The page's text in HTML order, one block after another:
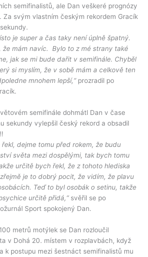
semifinalistů, ale Dan veškeré prognózy
Za svým vlastním českým rekordem Gracík
je super a čas taky není úplně špatný.
že mám navíc. Bylo to z mé strany také
jak se mi bude dařit v semifinále. Chyběl
si myslím, že v sobě mám a celkově ten
mnohem lepší,“prozradil po
semifinále dohmátl Dan v čase
sekundy vylepšil český rekord a obsadil
řekl, dejme tomu před rokem, že budu
světa mezi dospělými, tak bych tomu
určitě bych řekl, že z tohoto hlediska
je to dobrý pocit, že vidím, že plavu
Teď to byl osobák o setinu, takže
určitě přidá,“svěřil se po
Sport spokojený Dan.
metrů motýlek se Dan rozloučil
v Dohá 20. místem v rozplavbách, když
k postupu mezi šestnáct semifinalistů mu